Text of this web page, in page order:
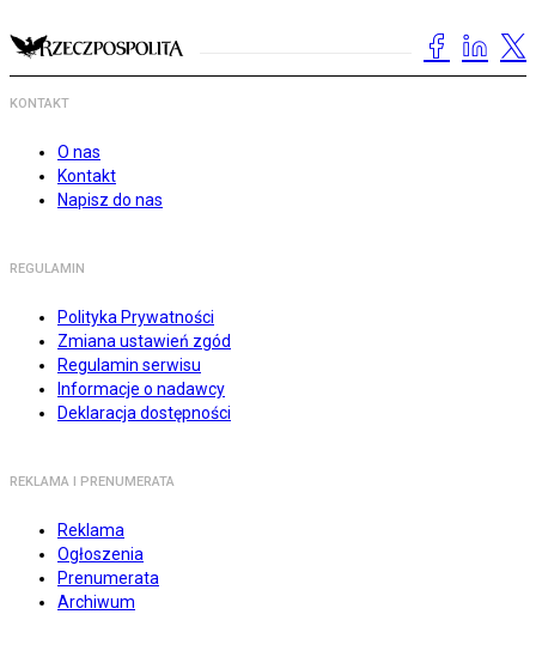
KONTAKT
O nas
Kontakt
Napisz do nas
REGULAMIN
Polityka Prywatności
Zmiana ustawień zgód
Regulamin serwisu
Informacje o nadawcy
Deklaracja dostępności
REKLAMA I PRENUMERATA
Reklama
Ogłoszenia
Prenumerata
Archiwum